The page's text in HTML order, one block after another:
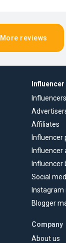
More reviews
Influencers
Affiliates
Influencer
Influencer
Influencer
Social
Instagram
Blogger
Company
About us